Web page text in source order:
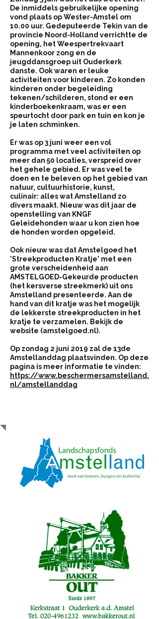
De inmiddels gebruikelijke opening
vond plaats op Wester-Amstel om
10.00 uur. Gedeputeerde Tekin van de
provincie Noord-Holland verrichtte de
opening, het Weespertrekvaart
Mannenkoor zong en de
jeugddansgroep uit Ouderkerk
danste. Ook waren er leuke
activiteiten voor kinderen. Zo konden
kinderen onder begeleiding
tekenen/schilderen, stond er een
kinderboekenkraam, was er een
speurtocht door park en tuin en kon je
je laten schminken.
Er was op 3 juni weer een vol
programma met veel activiteiten op
meer dan 50 locaties, verspreid over
het gehele gebied. Er was veel te
doen en te beleven op het gebied van
natuur, cultuurhistorie, kunst,
culinair: alles wat Amstelland zo
divers maakt. Nieuw was dit jaar de
openstelling van KNGF
Geleidehonden waar u kon zien hoe
de honden worden opgeleid.
Ook nieuw was dat Amstelgoed het
'Streekproducten Kratje' met een
grote verscheidenheid aan
AMSTELGOED-Gekeurde producten
(het kersverse streekmerk) uit ons
Amstelland presenteerde. Aan de
hand van dit kratje was het mogelijk
de lekkerste streekproducten in het
kratje te verzamelen. Bekijk de
website (amstelgoed.nl).
Op zondag 2 juni 2019 zal de 13de
Amstellanddag plaatsvinden. Op deze
pagina is meer informatie te vinden:
https://www.beschermersamstelland.
nl/amstellanddag